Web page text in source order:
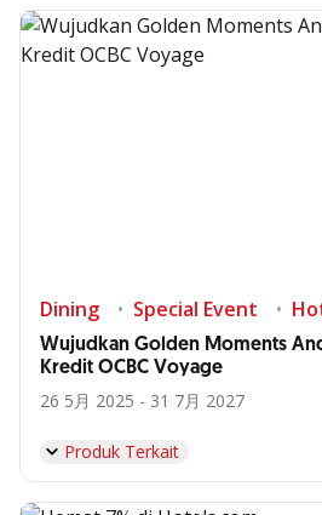
Dining Special Event
Wujudkan Golden Moments
Kredit OCBC Voyage
26 5月 2025 - 31 7月 2027
Produk Terkait